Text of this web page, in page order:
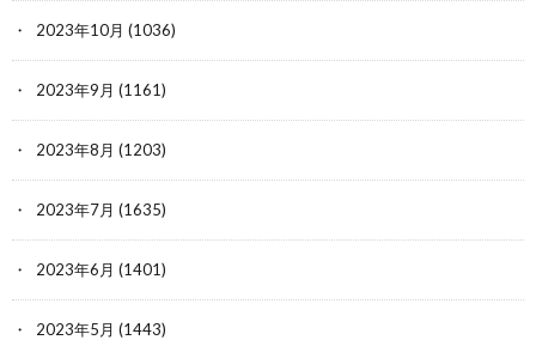
2023年10月 (1036)
2023年9月 (1161)
2023年8月 (1203)
2023年7月 (1635)
2023年6月 (1401)
2023年5月 (1443)